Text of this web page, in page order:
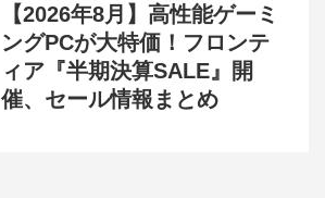
【2026年8月】高性能ゲーミ
ングPCが大特価！フロンテ
ィア『半期決算SALE』開
催、セール情報まとめ